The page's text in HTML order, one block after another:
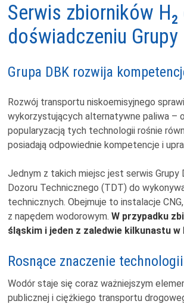
Serwis zbiorników
doświadczeniu Grupy
Grupa DBK rozwija
Rozwój transportu niskoemisyjnego
wykorzystujących alternatywne paliwa –
popularyzacją tych technologii rośnie
posiadają odpowiednie kompetencje i
Jednym z takich miejsc jest serwis Grupy
Dozoru Technicznego (TDT) do
technicznych. Obejmuje to instalacje
z napędem wodorowym. W przypadku
śląskim i jeden z zaledwie kilkunastu w
Rosnące znaczenie
Wodór staje się coraz ważniejszym
publicznej i ciężkiego transportu